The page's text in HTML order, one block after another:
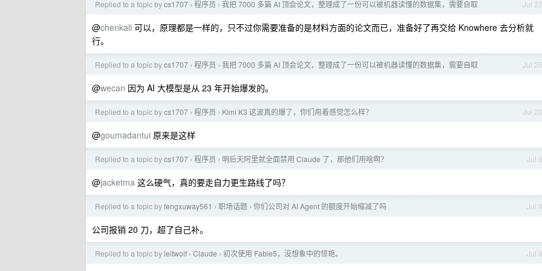
Jul 27
Replied to a topic bycs1707 › 程序员 › 我把 7000 多篇 AI 顶会论文，整理成了一份可以被机器读懂的数据集，需要自取
@chenkali 可以，原理都是一样的，只不过你需要准备的是材料方面的论文而已，准备好了再交给 Knowhere 去分析就
行。
Jul 25
Replied to a topic bycs1707 › 程序员 › 我把 7000 多篇 AI 顶会论文，整理成了一份可以被机器读懂的数据集，需要自取
@wecan 因为 AI 大模型是从 23 年开始爆发的。
Jul 20
Replied to a topic bycs1707 › 程序员 › Kimi K3 这波真的爆了，你们用着感觉怎么样？
@goumadantui 原来是这样
Jul 8
Replied to a topic bycs1707 › 程序员 › 明后天阿里就全面禁用 Claude 了，那他们用啥啊？
@jacketma 这么硬气，真的要走自力更生路线了吗？
Jul 8
Replied to a topic byfengxuway561 › 职场话题 › 你们公司对 AI Agent 的额度开始缩减了吗
公司报销 20 刀，超了自己补。
Jul 8
Replied to a topic by leitwolf › Claude › 初次使用 Fable5，没想象中的惊艳。